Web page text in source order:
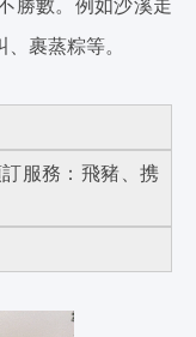
勝數。例如沙溪走
裹蒸粽等。
服務：飛豬、携